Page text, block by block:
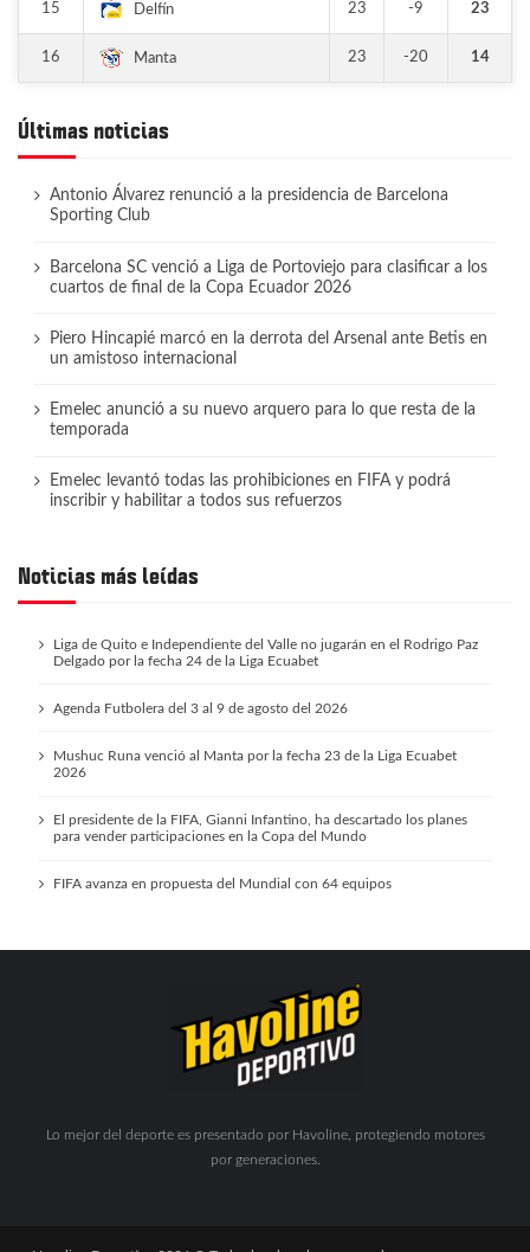
15 Delfín 23 -9 23
16 Manta 23 -20 14
Últimas noticias
Antonio Álvarez renunció a la presidencia de Barcelona
Sporting Club
Barcelona SC venció a Liga de Portoviejo para clasificar a los
cuartos de final de la Copa Ecuador 2026
Piero Hincapié marcó en la derrota del Arsenal ante Betis en
un amistoso internacional
Emelec anunció a su nuevo arquero para lo que resta de la
temporada
Emelec levantó todas las prohibiciones en FIFA y podrá
inscribir y habilitar a todos sus refuerzos
Noticias más leídas
Liga de Quito e Independiente del Valle no jugarán en el Rodrigo Paz
Delgado por la fecha 24 de la Liga Ecuabet
Agenda Futbolera del 3 al 9 de agosto del 2026
Mushuc Runa venció al Manta por la fecha 23 de la Liga Ecuabet
2026
El presidente de la FIFA, Gianni Infantino, ha descartado los planes
para vender participaciones en la Copa del Mundo
FIFA avanza en propuesta del Mundial con 64 equipos
Lo mejor del deporte es presentado por Havoline, protegiendo motores
por generaciones.